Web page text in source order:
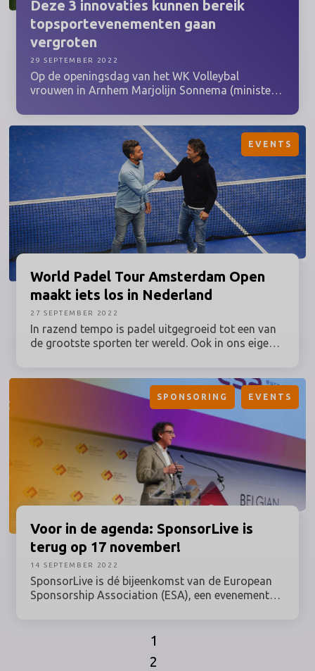
Deze 3 innovaties kunnen bereik
topsportevenementen gaan
vergroten
Op de openingsdag van het WK Volleybal
vrouwen in Arnhem Marjolijn Sonnema (ministerie
Topteam Sportinnovator) de winnaars bekend
gemaakt van de Sportinnovator Challenge
‘Topsportevents die meer Nederlanders bereiken
en inspireren’.
29 SEPTEMBER 2022
World Padel Tour Amsterdam Open
maakt iets los in Nederland
In razend tempo is padel uitgegroeid tot een van
de grootste sporten ter wereld. Ook in ons eigen
en met 2 oktober voor het eerst kennismaken met
de absolute wereldtop, wanneer de World Padel
Tour neerstrijkt in Amsterdam. ’s Wereld beste
spelers zullen hun kunsten vertonen, toekomstige
spelers inspireren en nog meer fans creëren. Het is
dan ook geen verrassing dat grote partners hun
weg hebben gevonden naar het toernooi dat
georganiseerd wordt door Triple Double, Golazo
Sports en DEUX Agency.
EVENTS
27 SEPTEMBER 2022
Voor in de agenda: SponsorLive is
terug op 17 november!
SponsorLive is dé bijeenkomst van de European
Sponsorship Association (ESA), een evenement
donderdag 17 november georganiseerd in de
SPONSORING EVENTS
14 SEPTEMBER 2022
1
2